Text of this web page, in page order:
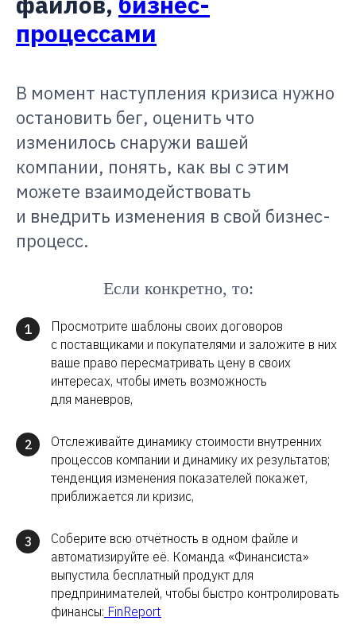
процессами
В момент наступления кризиса нужно
остановить бег, оценить что
изменилось снаружи вашей
компании, понять, как вы с этим
можете взаимодействовать
и внедрить изменения в свой бизнес-
процесс.
Если конкретно, то:
1
Просмотрите шаблоны своих договоров
с поставщиками и покупателями и заложите в них
ваше право пересматривать цену в своих
интересах, чтобы иметь возможность
для маневров,
2
Отслеживайте динамику стоимости внутренних
процессов компании и динамику их результатов;
тенденция изменения показателей покажет,
приближается ли кризис,
3
Соберите всю отчётность в одном файле и
автоматизируйте её. Команда «‎Финансиста»‎
выпустила бесплатный продукт для
предпринимателей, чтобы быстро контролировать
финансы: FinReport